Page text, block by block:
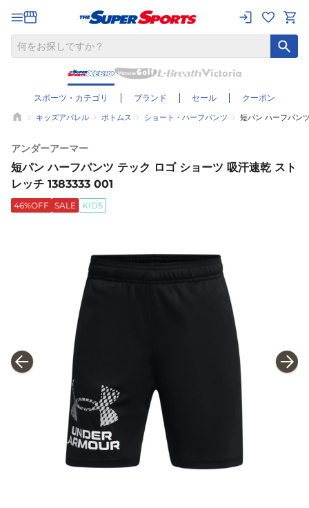
スポーツ・カテゴリ ブランド セール クーポン
キッズアパレル ボトムス ショート・ハーフパンツ 短パン ハーフパン
アンダーアーマー
短パン ハーフパンツ テック ロゴ ショーツ 吸汗速乾 スト
レッチ 1383333 001
46%OFF SALE KIDS